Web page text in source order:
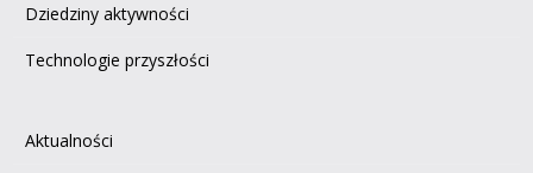
Dziedziny aktywności
Technologie przyszłości
Aktualności